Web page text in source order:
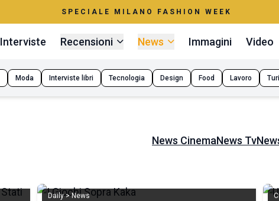
SPECIALE MILANO FASHION WEEK
Interviste Recensioni News Immagini Video
Moda Interviste libri Tecnologia Design Food Lavoro
News CinemaNews Tv
Daily > News